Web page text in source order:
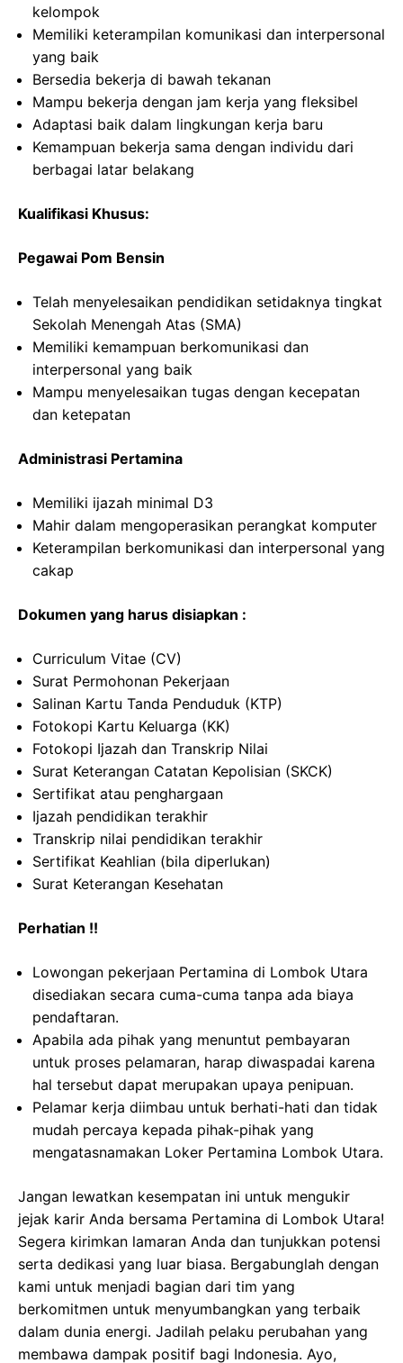
kelompok
Memiliki keterampilan komunikasi dan interpersonal
yang baik
Bersedia bekerja di bawah tekanan
Mampu bekerja dengan jam kerja yang fleksibel
Adaptasi baik dalam lingkungan kerja baru
Kemampuan bekerja sama dengan individu dari
berbagai latar belakang
Kualifikasi Khusus:
Pegawai Pom Bensin
Telah menyelesaikan pendidikan setidaknya tingkat
Sekolah Menengah Atas (SMA)
Memiliki kemampuan berkomunikasi dan
interpersonal yang baik
Mampu menyelesaikan tugas dengan kecepatan
dan ketepatan
Administrasi Pertamina
Memiliki ijazah minimal D3
Mahir dalam mengoperasikan perangkat komputer
Keterampilan berkomunikasi dan interpersonal yang
cakap
Dokumen yang harus disiapkan :
Curriculum Vitae (CV)
Surat Permohonan Pekerjaan
Salinan Kartu Tanda Penduduk (KTP)
Fotokopi Kartu Keluarga (KK)
Fotokopi Ijazah dan Transkrip Nilai
Surat Keterangan Catatan Kepolisian (SKCK)
Sertifikat atau penghargaan
Ijazah pendidikan terakhir
Transkrip nilai pendidikan terakhir
Sertifikat Keahlian (bila diperlukan)
Surat Keterangan Kesehatan
Perhatian !!
Lowongan pekerjaan Pertamina di Lombok Utara
disediakan secara cuma-cuma tanpa ada biaya
pendaftaran.
Apabila ada pihak yang menuntut pembayaran
untuk proses pelamaran, harap diwaspadai karena
hal tersebut dapat merupakan upaya penipuan.
Pelamar kerja diimbau untuk berhati-hati dan tidak
mudah percaya kepada pihak-pihak yang
mengatasnamakan Loker Pertamina Lombok Utara.
Jangan lewatkan kesempatan ini untuk mengukir
jejak karir Anda bersama Pertamina di Lombok Utara!
Segera kirimkan lamaran Anda dan tunjukkan potensi
serta dedikasi yang luar biasa. Bergabunglah dengan
kami untuk menjadi bagian dari tim yang
berkomitmen untuk menyumbangkan yang terbaik
dalam dunia energi. Jadilah pelaku perubahan yang
membawa dampak positif bagi Indonesia. Ayo,